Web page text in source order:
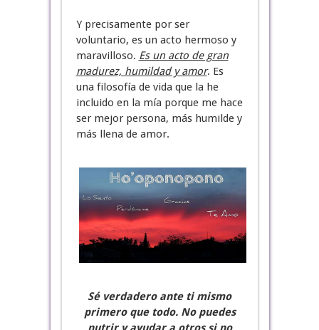
Y precisamente por ser
voluntario, es un acto hermoso y
maravilloso. Es un acto de gran
madurez, humildad y amor. Es
una filosofía de vida que la he
incluido en la mía porque me hace
ser mejor persona, más humilde y
más llena de amor.
Sé verdadero ante ti mismo
primero que todo. No puedes